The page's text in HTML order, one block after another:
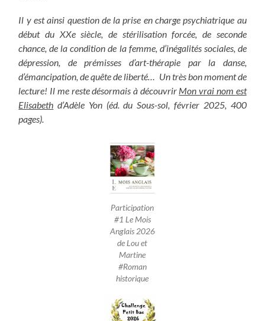
Il y est ainsi question de la prise en charge psychiatrique au
début du XXe siècle, de stérilisation forcée, de seconde
chance, de la condition de la femme, d’inégalités sociales, de
dépression, de prémisses d’art-thérapie par la danse,
d’émancipation, de quête de liberté… Un très bon moment de
lecture! Il me reste désormais à découvrir Mon vrai nom est
Elisabeth d’Adèle Yon (éd. du Sous-sol, février 2025, 400
pages).
Participation
#1 Le Mois
Anglais 2026
de Lou et
Martine
#Roman
historique